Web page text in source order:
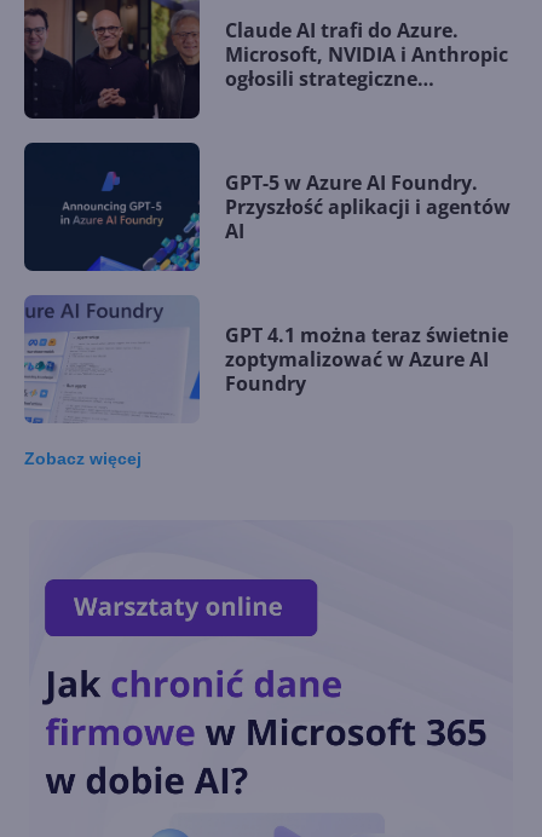
Claude AI trafi do Azure.
Microsoft, NVIDIA i Anthropic
ogłosili strategiczne
GPT-5 w Azure AI Foundry.
Przyszłość aplikacji i agentów
AI
GPT 4.1 można teraz świetnie
zoptymalizować w Azure AI
Foundry
EU Data Boundary
ukończone. Dane klientów
Microsoft pozostaną w
Europie
OpenAI o3-mini dostępny w
Zobacz więcej